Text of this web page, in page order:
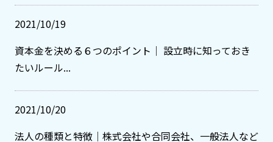
2021/10/19
資本金を決める６つのポイント｜ 設立時に知っておき
たいルール...
2021/10/20
法人の種類と特徴｜株式会社や合同会社、一般法人など